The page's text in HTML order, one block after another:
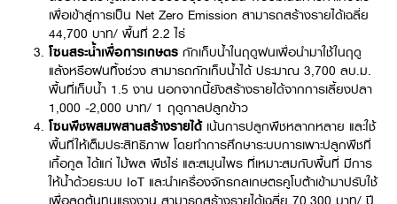
เพื่อเข้าสู่การเป็น Net Zero Emission สามารถสร้างรายได้เฉลี่ย
44,700 บาท/ พื้นที่ 2.2 ไร่
โซนสระน้ำเพื่อการเกษตร กักเก็บน้ำในฤดูฝนเพื่อนำมาใช้ในฤดู
แล้งหรือฝนทิ้งช่วง สามารถกักเก็บน้ำได้ ประมาณ 3,700 ลบ.ม.
พื้นที่เก็บน้ำ 1.5 งาน นอกจากนี้ยังสร้างรายได้จากการเลี้ยงปลา
1,000 -2,000 บาท/ 1 ฤดูกาลปลูกข้าว
โซนพืชผสมผสานสร้างรายได้ เน้นการปลูกพืชหลากหลาย และใช้
พื้นที่ให้เต็มประสิทธิภาพ โดยทำการศึกษาระบบการเพาะปลูกพืชที่
เกื้อกูล ได้แก่ ไม้ผล พืชไร่ และสมุนไพร ที่เหมาะสมกับพื้นที่ มีการ
ให้น้ำด้วยระบบ IoT และนำเครื่องจักรกลเกษตรคูโบต้าเข้ามาปรับใช้